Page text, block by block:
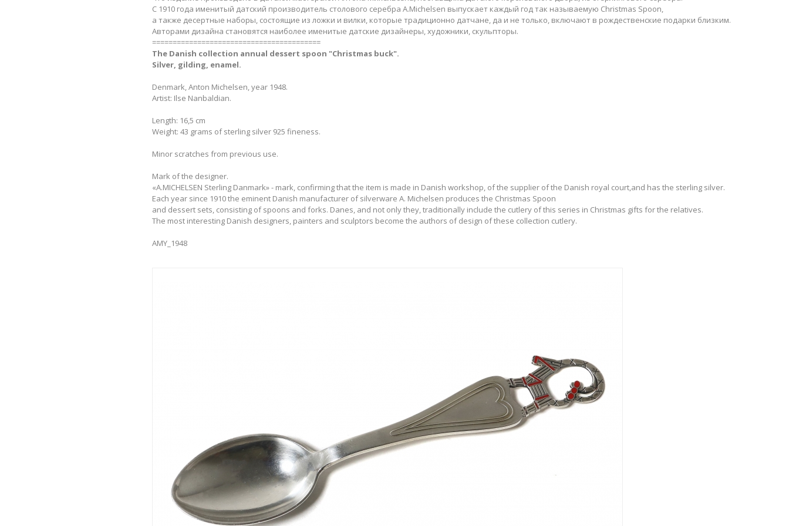
С 1910 года именитый датский производитель столового серебра A.Michelsen выпускает каждый год так называемую Christmas Spoon,
а также десертные наборы, состоящие из ложки и вилки, которые традиционно датчане, да и не только, включают в рождественские подарки близким.
Авторами дизайна становятся наиболее именитые датские дизайнеры, художники, скульпторы.
=========================================
The Danish сollection annual​ dessert spoon "Christmas buck​".
Silver, gilding, enamel.​
Denmark, Anton Michelsen, year 1948.
Artist: Ilse Nanbaldian.
Length: 16,5 cm
Weight: 43 grams of sterling silver 925 fineness.
Minor scratches from previous use.
Mark of the designer.
«A.MICHELSEN Sterling Danmark» - mark, confirming that the item is made in Danish workshop, of the supplier of the Danish royal court,and has the sterling silver.
Each year since 1910 the eminent Danish manufacturer of silverware A. Michelsen produces the Christmas Spoon
and dessert sets, consisting of spoons and forks. Danes, and not only they, traditionally include the cutlery of this series in Christmas gifts for the relatives.
The most interesting Danish designers, painters and sculptors become the authors of design of these collection cutlery.
AMY_1948